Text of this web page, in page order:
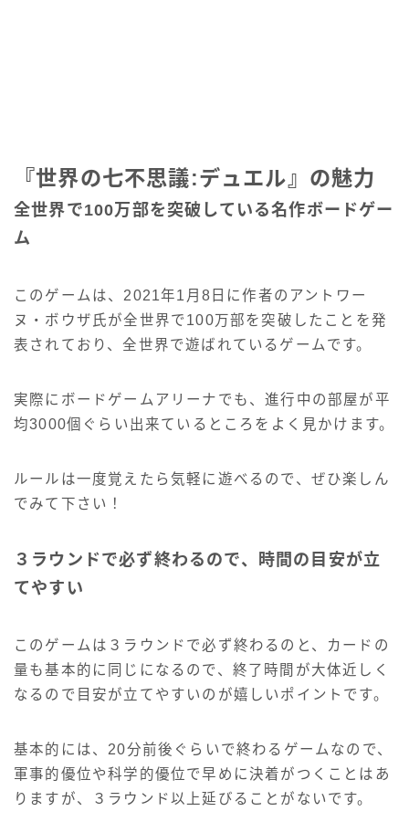
『世界の七不思議:デュエル』の魅力
全世界で100万部を突破している名作ボードゲー
ム
このゲームは、2021年1月8日に作者のアントワー
ヌ・ボウザ氏が全世界で100万部を突破したことを発
表されており、全世界で遊ばれているゲームです。
実際にボードゲームアリーナでも、進行中の部屋が平
均3000個ぐらい出来ているところをよく見かけます。
ルールは一度覚えたら気軽に遊べるので、ぜひ楽しん
でみて下さい！
３ラウンドで必ず終わるので、時間の目安が立
てやすい
このゲームは３ラウンドで必ず終わるのと、カードの
量も基本的に同じになるので、終了時間が大体近しく
なるので目安が立てやすいのが嬉しいポイントです。
基本的には、20分前後ぐらいで終わるゲームなので、
軍事的優位や科学的優位で早めに決着がつくことはあ
りますが、３ラウンド以上延びることがないです。